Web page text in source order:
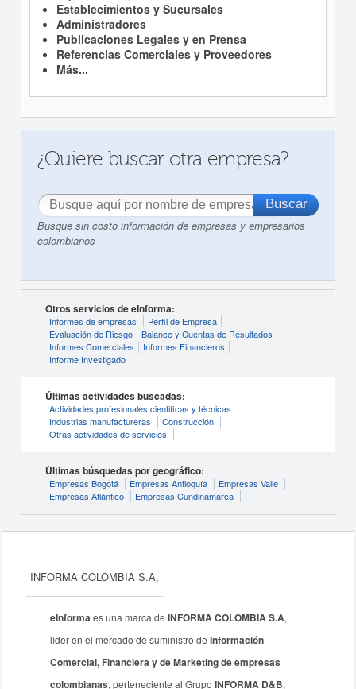
Establecimientos y Sucursales
Administradores
Publicaciones Legales y en Prensa
Referencias Comerciales y Proveedores
Más...
¿Quiere buscar otra empresa?
Busque sin costo información de empresas y empresarios
colombianos
Otros servicios de eInforma:
Informes de empresas
Perfil de Empresa
Evaluación de Riesgo
Balance y Cuentas de Resultados
Informes Comerciales
Informes Financieros
Informe Investigado
Últimas actividades buscadas:
Actividades profesionales cientificas y técnicas
Industrias manufactureras
Construcción
Otras actividades de servicios
Últimas búsquedas por geográfico:
Empresas Bogotá Empresas Antioquía
Empresas Valle
Empresas Atlántico
Empresas Cundinamarca
INFORMA COLOMBIA S.A,
eInformaes una marca deINFORMA COLOMBIA S.A,
líder en el mercado de suministro deInformación
Comercial, Financiera y de Marketing de empresas
colombianas, perteneciente al GrupoINFORMA D&B,